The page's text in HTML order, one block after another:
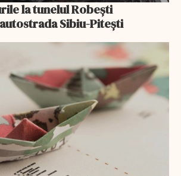
la tunelul Robești
Sibiu-Pitești